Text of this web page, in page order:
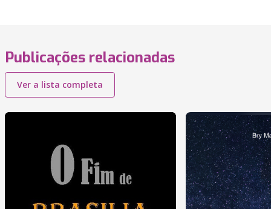
Publicações relacionadas
Ver a lista completa